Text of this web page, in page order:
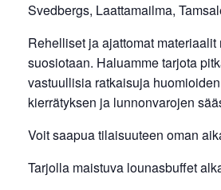
Svedbergs, Laattamailma,
Rehelliset ja ajattomat materiaalit
suosiotaan. Haluamme tarjota
vastuullisia ratkaisuja
kierrätyksen ja lunnonvarojen
Voit saapua tilaisuuteen oman
Tarjolla maistuva lounasbuffet